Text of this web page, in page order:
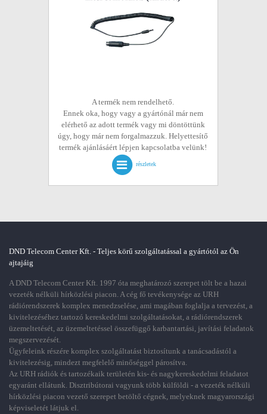
A termék nem rendelhető.
Ennek oka, hogy vagy a gyártónál már nem
elérhető az adott termék vagy mi döntöttünk
úgy, hogy már nem forgalmazzuk. Helyettesítő
termék ajánlásáért lépjen kapcsolatba velünk!
részletek
DND Telecom Center Kft. - Teljes körű szolgáltatással a gyártótól az Ön
ajtajáig
A DND Telecom Center Kft. 1997 óta meghatározó szerepet tölt be a hazai
vezeték nélküli hírközlési piacon. A cég fő tevékenysége az URH
rádiórendszerek komplex menedzselése, ami magában foglalja a tervezést, a
kivitelezéséhez tartozó kereskedelmi szolgáltatásokat, a rádiórendszerek
üzemeltetését, az üzemeltetéssel összefüggő karbantartási, javítási feladatok
megszervezését.
Ügyfeleink részére komplex szolgáltatást biztosítunk a tanácsadástól a
kivitelezésig, mindezt megfelelő minőséggel párosítva.
Az URH rádiók és tartozékaik területén kis- és nagykereskedelmi feladatot
egyaránt ellátunk. Disztribútorai vagyunk több külföldi - a vezeték nélküli
hírközlési piacon vezető szerepet betöltő cégnek, melyeknek magyarországi
képviseletét látjuk el.